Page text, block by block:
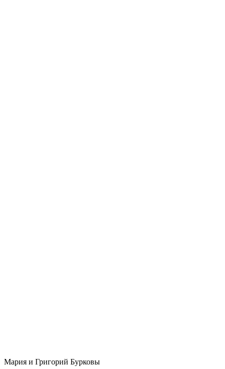
Мария и Григорий Бурковы